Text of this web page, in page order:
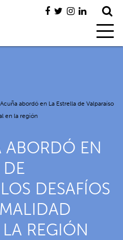
abordó en La Estrella de Valparaíso
en la región
ABORDÓ EN
DE
DESAFÍOS
REGIÓN